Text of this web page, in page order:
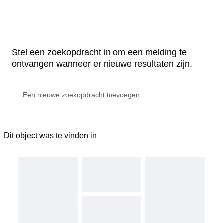
Stel een zoekopdracht in om een melding te
ontvangen wanneer er nieuwe resultaten zijn.
Dit object was te vinden in